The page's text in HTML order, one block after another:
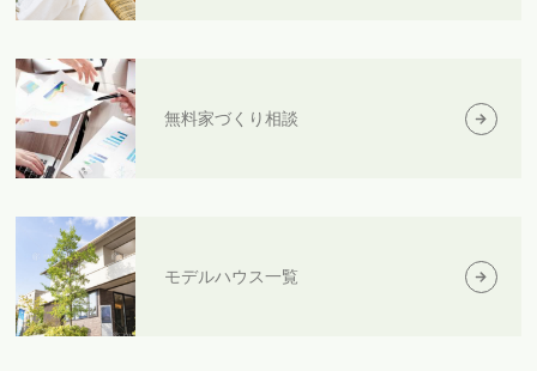
無料家づくり相談
モデルハウス一覧